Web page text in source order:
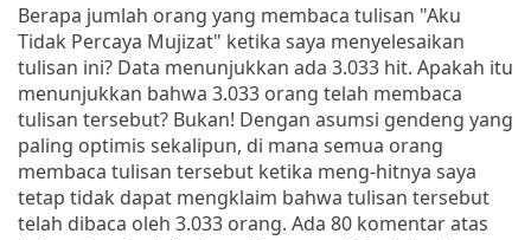
Berapa jumlah orang yang membaca tulisan "Aku
Tidak Percaya Mujizat" ketika saya menyelesaikan
tulisan ini? Data menunjukkan ada 3.033 hit. Apakah itu
menunjukkan bahwa 3.033 orang telah membaca
tulisan tersebut? Bukan! Dengan asumsi gendeng yang
paling optimis sekalipun, di mana semua orang
membaca tulisan tersebut ketika meng-hitnya saya
tetap tidak dapat mengklaim bahwa tulisan tersebut
telah dibaca oleh 3.033 orang. Ada 80 komentar atas